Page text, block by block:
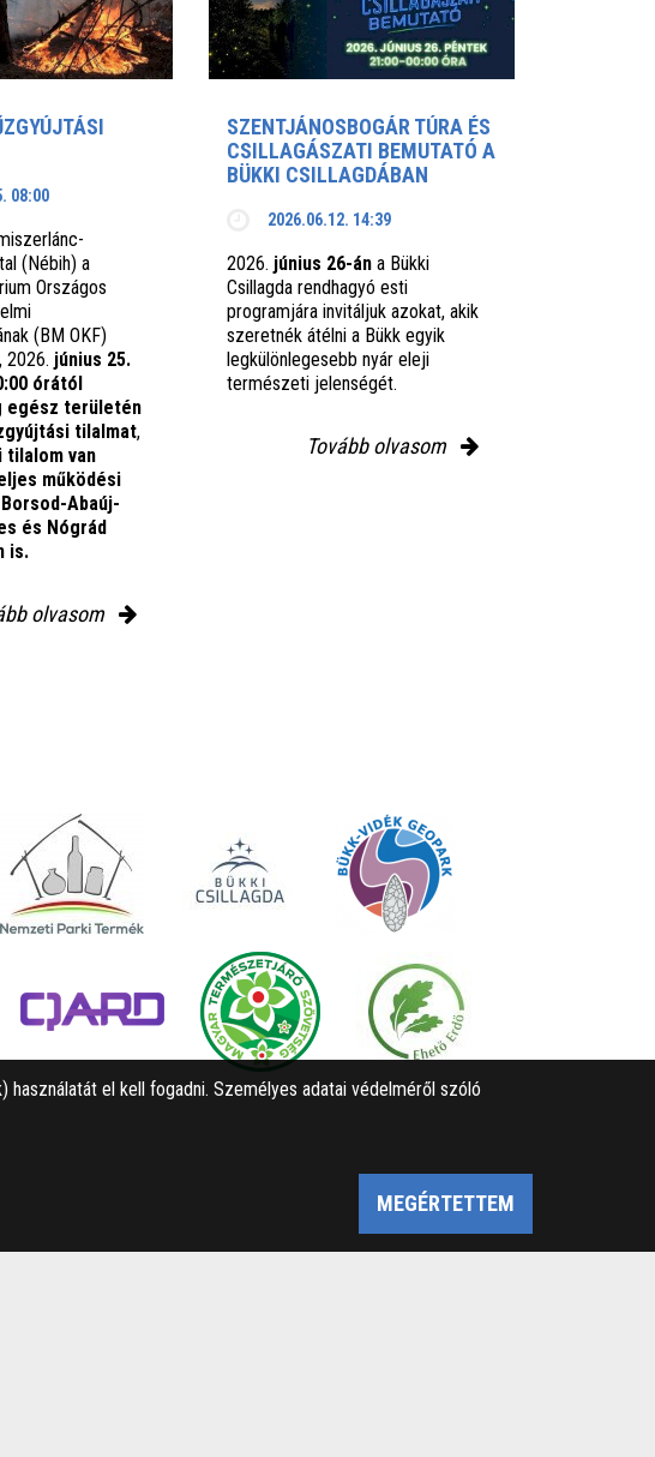
08:00
(Nébih) a
Országos
(BM OKF)
2026. június 25.
órától
egész területén
tilalmat,
tilalom van
működési
Abaúj-
és Nógrád
is.
olvasom
SZENTJÁNOSBOGÁR TÚRA ÉS
CSILLAGÁSZATI BEMUTATÓ A
BÜKKI CSILLAGDÁBAN
2026.06.12. 14:39
2026. június 26-án a Bükki
Csillagda rendhagyó esti
programjára invitáljuk azokat, akik
szeretnék átélni a Bükk egyik
legkülönlegesebb nyár eleji
természeti jelenségét.
Tovább olvasom
el kell fogadni. Személyes adatai védelméről szóló
MEGÉRTETTEM